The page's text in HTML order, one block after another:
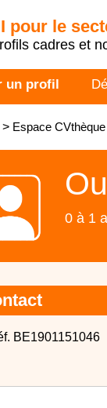
pour le
cadres et
un profil
> Espace CVthèque
0 à 1
BE1901151046